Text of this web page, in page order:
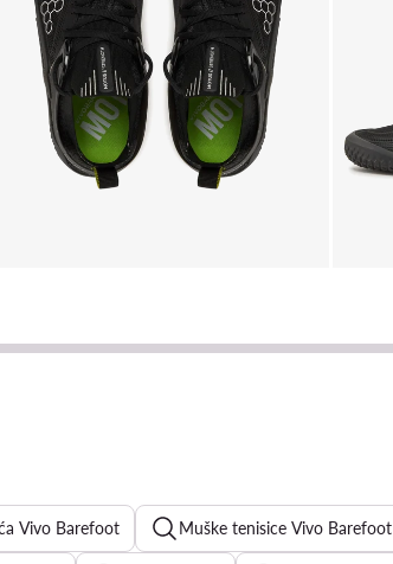
Vivo Barefoot Muške tenisice Vivo Barefoot